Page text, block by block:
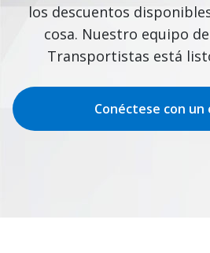
los descuentos
cosa. Nuestro equipo
Transportistas está
Conéctese con